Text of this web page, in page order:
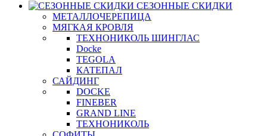
СЕЗОННЫЕ СКИДКИ
МЕТАЛЛОЧЕРЕПИЦА
МЯГКАЯ КРОВЛЯ
ТЕХНОНИКОЛЬ ШИНГЛАС
Docke
TEGOLA
КАТЕПАЛ
САЙДИНГ
DOCKE
FINEBER
GRAND LINE
ТЕХНОНИКОЛЬ